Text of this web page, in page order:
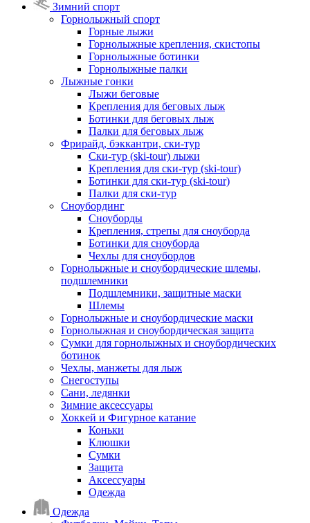
Зимний спорт
Горнолыжный спорт
Горные лыжи
Горнолыжные крепления, скистопы
Горнолыжные ботинки
Горнолыжные палки
Лыжные гонки
Лыжи беговые
Крепления для беговых лыж
Ботинки для беговых лыж
Палки для беговых лыж
Фрирайд, бэккантри, ски-тур
Ски-тур (ski-tour) лыжи
Крепления для ски-тур (ski-tour)
Ботинки для ски-тур (ski-tour)
Палки для ски-тур
Сноубординг
Сноуборды
Крепления, стрепы для сноуборда
Ботинки для сноуборда
Чехлы для сноубордов
Горнолыжные и сноубордические шлемы,
подшлемники
Подшлемники, защитные маски
Шлемы
Горнолыжные и сноубордические маски
Горнолыжная и сноубордическая защита
Сумки для горнолыжных и сноубордических
ботинок
Чехлы, манжеты для лыж
Снегоступы
Сани, ледянки
Зимние аксессуары
Хоккей и Фигурное катание
Коньки
Клюшки
Сумки
Защита
Аксессуары
Одежда
Одежда